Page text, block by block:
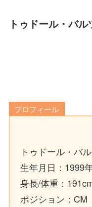
トゥドール・バ
プロフィール
トゥドール・バ
生年月日：1999
身長/体重：
ポジション：CM